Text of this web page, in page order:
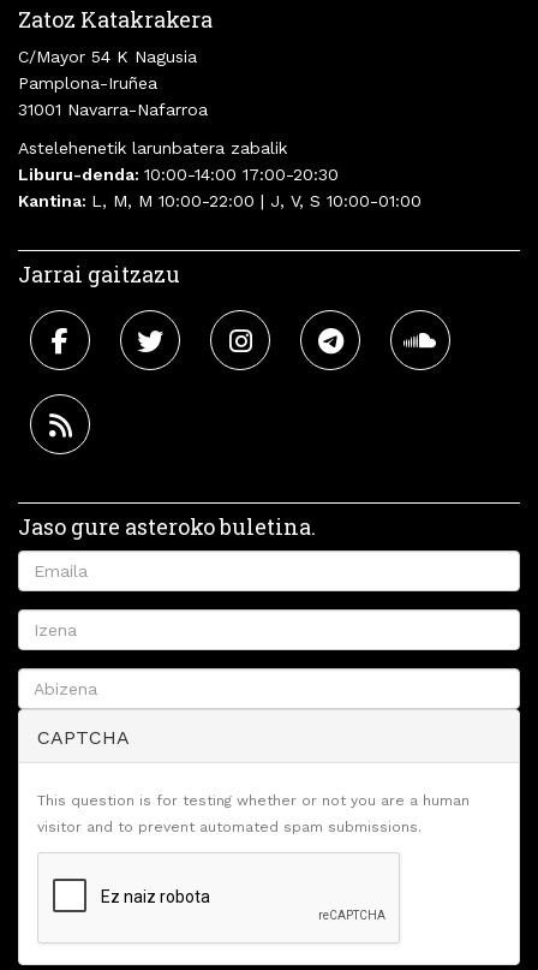
Zatoz Katakrakera
C/Mayor 54 K Nagusia
Pamplona-Iruñea
31001 Navarra-Nafarroa
Astelehenetik larunbatera zabalik
Liburu-denda: 10:00-14:00 17:00-20:30
Kantina: L, M, M 10:00-22:00 | J, V, S 10:00-01:00
Jarrai gaitzazu
Jaso gure asteroko buletina.
CAPTCHA
This question is for testing whether or not you are a human
visitor and to prevent automated spam submissions.